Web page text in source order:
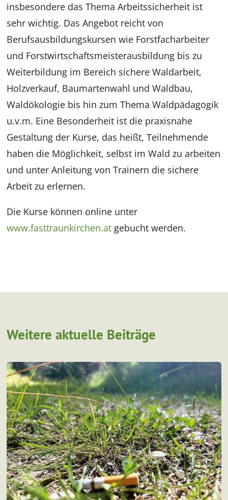
insbesondere das Thema Arbeitssicherheit ist
sehr wichtig. Das Angebot reicht von
Berufsausbildungskursen wie Forstfacharbeiter
und Forstwirtschaftsmeisterausbildung bis zu
Weiterbildung im Bereich sichere Waldarbeit,
Holzverkauf, Baumartenwahl und Waldbau,
Waldökologie bis hin zum Thema Waldpädagogik
u.v.m. Eine Besonderheit ist die praxisnahe
Gestaltung der Kurse, das heißt, Teilnehmende
haben die Möglichkeit, selbst im Wald zu arbeiten
und unter Anleitung von Trainern die sichere
Arbeit zu erlernen.
Die Kurse können online unter
www.fasttraunkirchen.at gebucht werden.
Weitere aktuelle Beiträge